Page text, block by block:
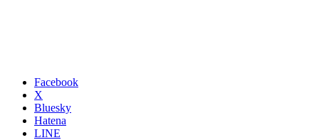
Facebook
X
Bluesky
Hatena
LINE